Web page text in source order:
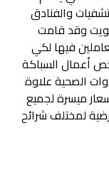
والفنادق
وقد قامت
فيها لكي
أعمال السباكة
الصحية علاوة
ميسرة لجميع
لمختلف شرائح